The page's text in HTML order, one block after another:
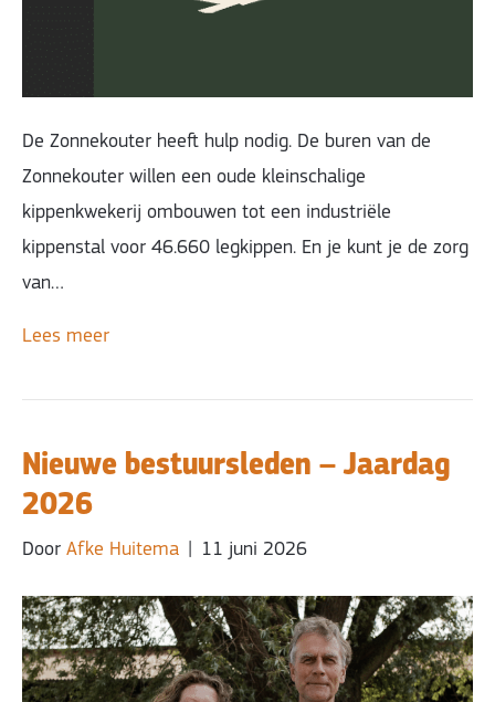
De Zonnekouter heeft hulp nodig. De buren van de
Zonnekouter willen een oude kleinschalige
kippenkwekerij ombouwen tot een industriële
kippenstal voor 46.660 legkippen. En je kunt je de zorg
van…
Lees meer
Nieuwe bestuursleden – Jaardag
2026
Door Afke Huitema 11 juni 2026